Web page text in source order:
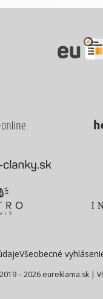
Všeobecné
– 2026 eureklama.sk |